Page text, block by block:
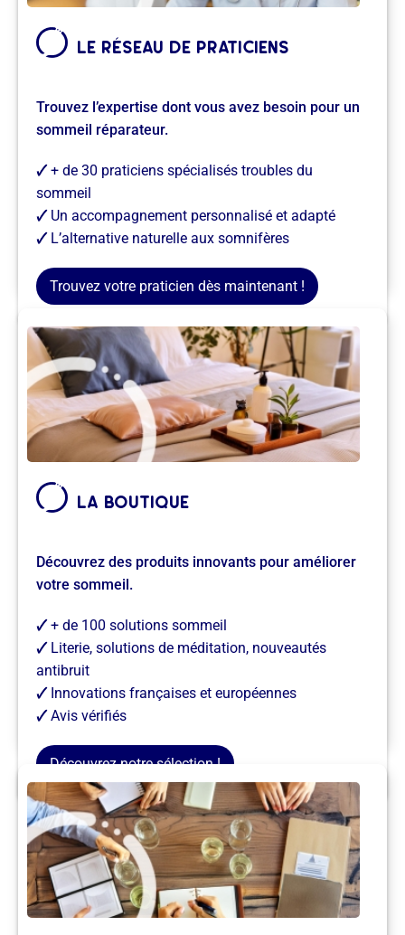
Je trouve un praticien →
le réseau de praticiens
Trouvez l’expertise dont vous avez besoin pour un
sommeil réparateur.
🗸+ de 30 praticiens spécialisés troubles du
sommeil
🗸Un accompagnement personnalisé et adapté
🗸L’alternative naturelle aux somnifères
Trouvez votre praticien dès maintenant !
la boutique
Découvrez des produits innovants pour améliorer
votre sommeil.
Je trouve des solutions →
la boutique
Découvrez des produits innovants pour améliorer
votre sommeil.
🗸+ de 100 solutions sommeil
🗸Literie, solutions de méditation, nouveautés
antibruit
🗸Innovations françaises et européennes
🗸Avis vérifiés
Découvrez notre sélection !
le forum
Apprenez de nouvelles techniques pour mieux
dormir à partir d’autres expériences.